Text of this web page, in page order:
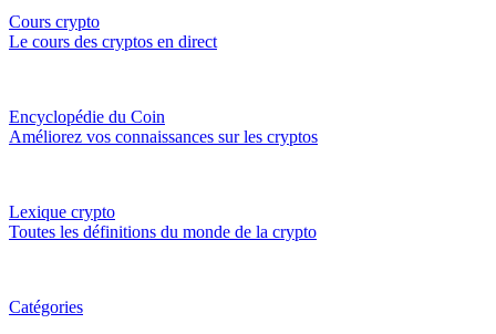
Cours crypto
Le cours des cryptos en direct
Encyclopédie du Coin
Améliorez vos connaissances sur les cryptos
Lexique crypto
Toutes les définitions du monde de la crypto
Catégories